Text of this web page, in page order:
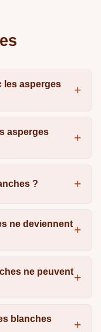
les asperges
asperges
?
ne deviennent
ne peuvent
blanches